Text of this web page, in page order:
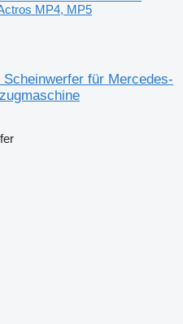
MP4, MP5
für Mercedes-